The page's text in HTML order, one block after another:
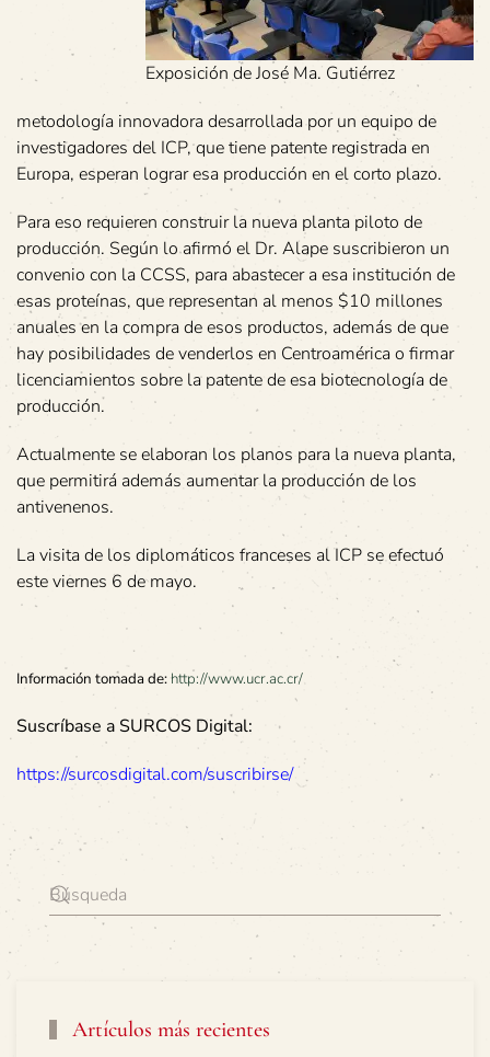
Exposición de José Ma. Gutiérrez
metodología innovadora desarrollada por un equipo de
investigadores del ICP, que tiene patente registrada en
Europa, esperan lograr esa producción en el corto plazo.
Para eso requieren construir la nueva planta piloto de
producción. Según lo afirmó el Dr. Alape suscribieron un
convenio con la CCSS, para abastecer a esa institución de
esas proteínas, que representan al menos $10 millones
anuales en la compra de esos productos, además de que
hay posibilidades de venderlos en Centroamérica o firmar
licenciamientos sobre la patente de esa biotecnología de
producción.
Actualmente se elaboran los planos para la nueva planta,
que permitirá además aumentar la producción de los
antivenenos.
La visita de los diplomáticos franceses al ICP se efectuó
este viernes 6 de mayo.
Información tomada de:http://www.ucr.ac.cr/
Suscríbase a SURCOS Digital:
https://surcosdigital.com/suscribirse/
Artículos más recientes